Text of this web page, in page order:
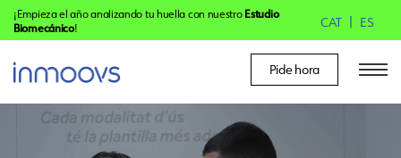
¡Empieza el año analizando tu huella con nuestro Estudio
Biomecánico! CAT ES
Pide hora